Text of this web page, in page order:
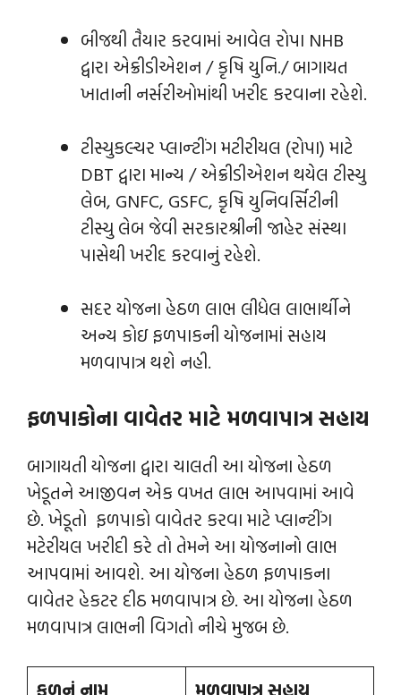
બીજથી તૈયાર કરવામાં આવેલ રોપા NHB
દ્વારા એક્રીડીએશન / કૃષિ યુનિ./ બાગાયત
ખાતાની નર્સરીઓમાંથી ખરીદ કરવાના રહેશે.
ટીસ્યુકલ્ચર પ્લાન્‍ટીંગ મટીરીયલ (રોપા) માટે
DBT દ્વારા માન્ય / એક્રીડીએશન થયેલ ટીસ્યુ
લેબ, GNFC, GSFC, કૃષિ યુનિવર્સિટીની
ટીસ્યુ લેબ જેવી સરકારશ્રીની જાહેર સંસ્થા
પાસેથી ખરીદ કરવાનું રહેશે.
સદર યોજના હેઠળ લાભ લીધેલ લાભાર્થીને
અન્ય કોઇ ફળપાકની યોજનામાં સહાય
મળવાપાત્ર થશે નહી.
ફળપાકોના વાવેતર માટે મળવાપાત્ર સહાય
બાગાયતી યોજના દ્વારા ચાલતી આ યોજના હેઠળ
ખેડૂતને આજીવન એક વખત લાભ આપવામાં આવે
છે. ખેડૂતો ફળપાકો વાવેતર કરવા માટે પ્લાન્‍ટીંગ
મટેરીયલ ખરીદી કરે તો તેમને આ યોજનાનો લાભ
આપવામાં આવશે. આ યોજના હેઠળ ફળપાકના
વાવેતર હેકટર દીઠ મળવાપાત્ર છે. આ યોજના હેઠળ
મળવાપાત્ર લાભની વિગતો નીચે મુજબ છે.
ફળનું નામ
મળવાપાત્ર સહાય